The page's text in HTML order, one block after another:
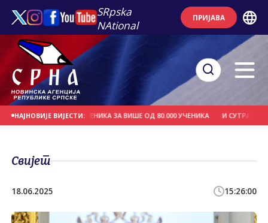
SRpska
NAtional
ПРИЈАВА
НАЈНОВИЈЕ ВИЈЕСТИ:
БЕСПЛАТНИХ УЏБЕНИКА ЗА ВИШЕ ОД 80.000 УЧЕНИКА И СУТРА ВРУЋЕ,
Свијет
18.06.2025 15:26:00